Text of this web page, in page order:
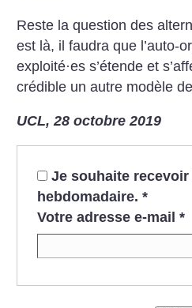
Reste la question des
est là, il faudra que l’auto-
exploité·es s’étende et
crédible un autre modèle
UCL, 28 octobre 2019
Je souhaite
hebdomadaire. *
Votre adresse e-mail *